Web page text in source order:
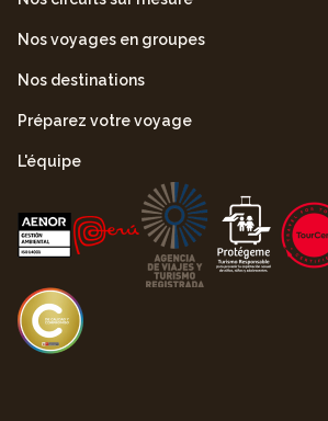
Nos voyages en groupes
Nos destinations
Préparez votre voyage
L'équipe